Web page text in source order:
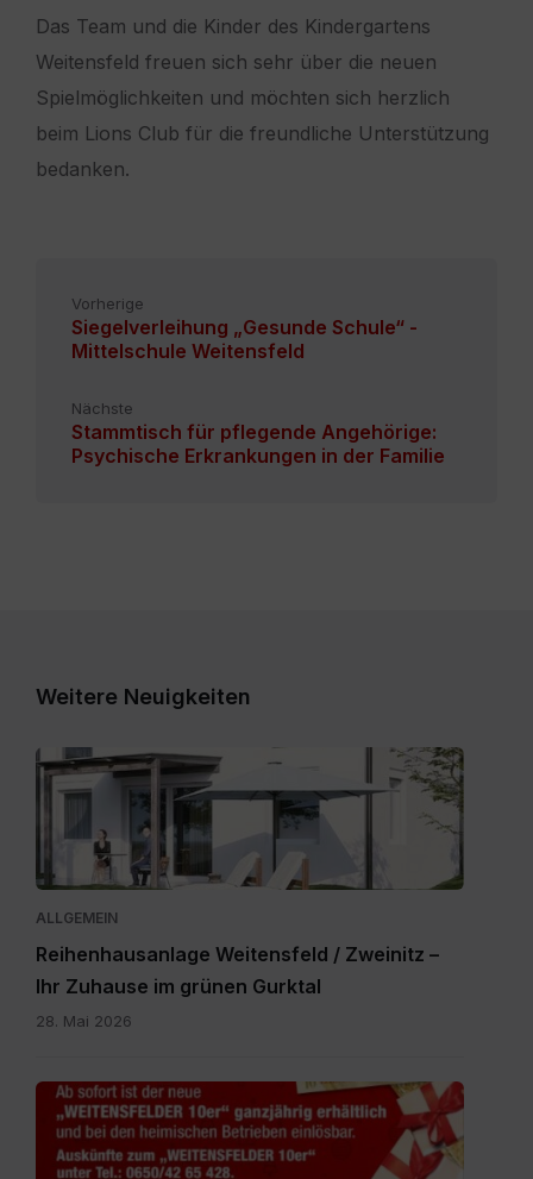
Das Team und die Kinder des Kindergartens
Weitensfeld freuen sich sehr über die neuen
Spielmöglichkeiten und möchten sich herzlich
beim Lions Club für die freundliche Unterstützung
bedanken.
Vorherige
Siegelverleihung „Gesunde Schule“ -
Mittelschule Weitensfeld
Nächste
Stammtisch für pflegende Angehörige:
Psychische Erkrankungen in der Familie
Weitere Neuigkeiten
Expose_Weitensfeld-
Zweinitz_20260528.pdf
ALLGEMEIN
Reihenhausanlage Weitensfeld / Zweinitz –
Ihr Zuhause im grünen Gurktal
28. Mai 2026
Gutscheine.pdf